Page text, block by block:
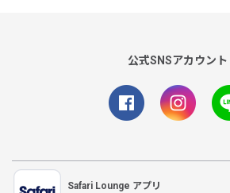
公式SNSアカウント
Safari Lounge アプリ